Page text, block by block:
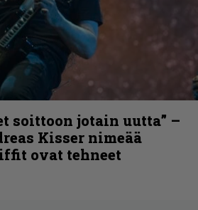
soittoon jotain uutta” –
Kisser nimeää
ovat tehneet